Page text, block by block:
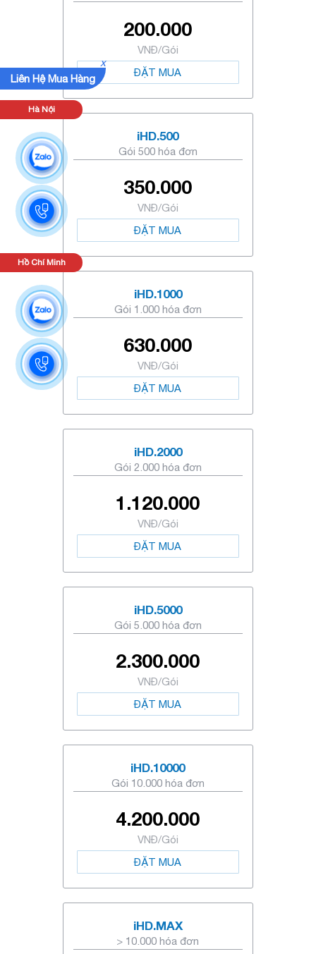
200.000
VNĐ/Gói
ĐẶT MUA
iHD.500
Gói 500 hóa đơn
350.000
VNĐ/Gói
ĐẶT MUA
iHD.1000
Gói 1.000 hóa đơn
630.000
VNĐ/Gói
ĐẶT MUA
iHD.2000
Gói 2.000 hóa đơn
1.120.000
VNĐ/Gói
ĐẶT MUA
iHD.5000
Gói 5.000 hóa đơn
2.300.000
VNĐ/Gói
ĐẶT MUA
iHD.10000
Gói 10.000 hóa đơn
4.200.000
VNĐ/Gói
ĐẶT MUA
iHD.MAX
> 10.000 hóa đơn
Liên Hệ Mua Hàng
x
Hà Nội
Hồ Chí Minh